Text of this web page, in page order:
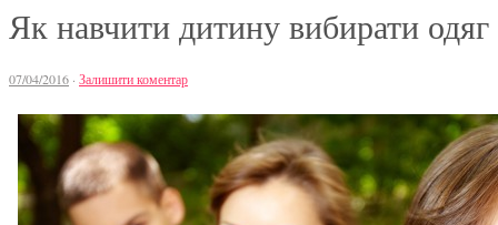
Як навчити дитину вибирати одяг
07/04/2016 · Залишити коментар